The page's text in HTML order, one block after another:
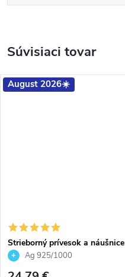
Súvisiaci tovar
August 2026☀️
Strieborný prívesok a náušnice
srdce Crystals Aquamarine
Ag 925/1000